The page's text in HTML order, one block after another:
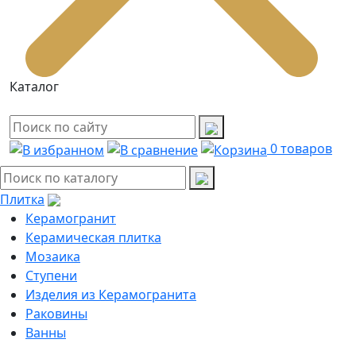
Каталог
0товаров
Плитка
Керамогранит
Керамическая плитка
Мозаика
Ступени
Изделия из Керамогранита
Раковины
Ванны